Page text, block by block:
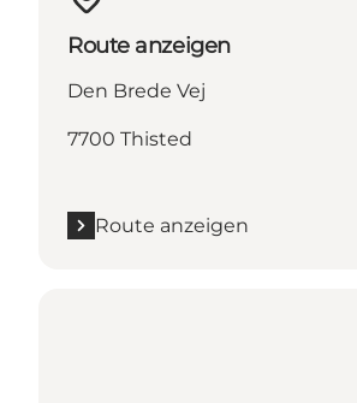
Route anzeigen
Den Brede Vej
7700 Thisted
Route anzeigen